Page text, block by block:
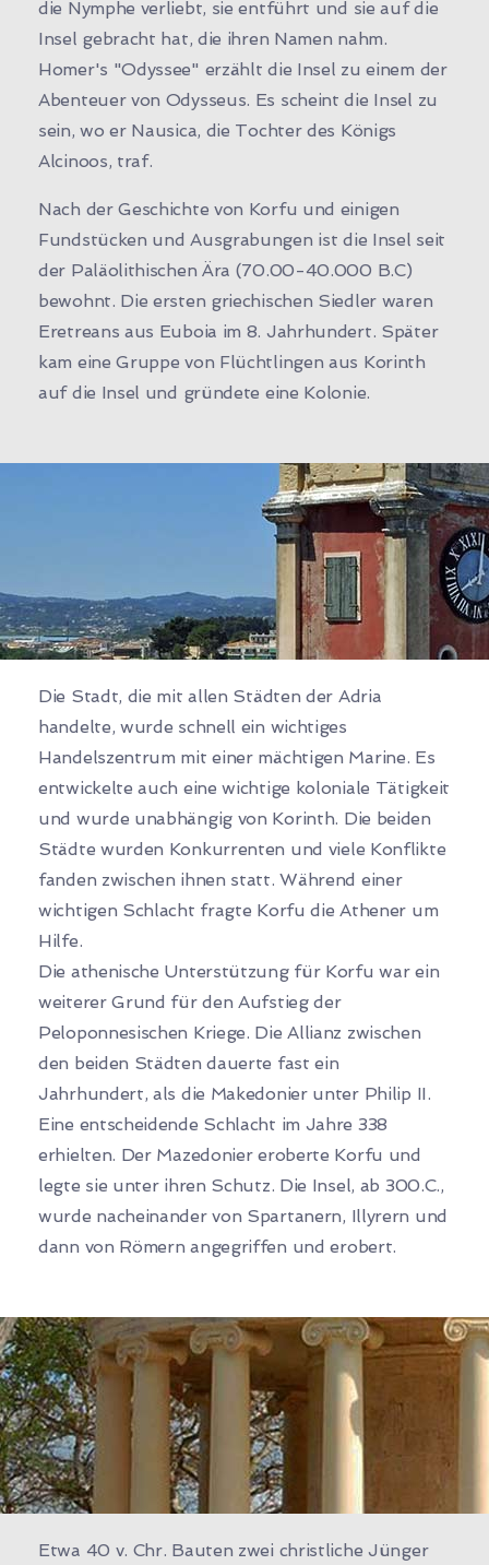
die Nymphe verliebt, sie entführt und sie auf die
Insel gebracht hat, die ihren Namen nahm.
Homer's "Odyssee" erzählt die Insel zu einem der
Abenteuer von Odysseus. Es scheint die Insel zu
sein, wo er Nausica, die Tochter des Königs
Alcinoos, traf.
Nach der Geschichte von Korfu und einigen
Fundstücken und Ausgrabungen ist die Insel seit
der Paläolithischen Ära (70.00-40.000 B.C)
bewohnt. Die ersten griechischen Siedler waren
Eretreans aus Euboia im 8. Jahrhundert. Später
kam eine Gruppe von Flüchtlingen aus Korinth
auf die Insel und gründete eine Kolonie.
Die Stadt, die mit allen Städten der Adria
handelte, wurde schnell ein wichtiges
Handelszentrum mit einer mächtigen Marine. Es
entwickelte auch eine wichtige koloniale Tätigkeit
und wurde unabhängig von Korinth. Die beiden
Städte wurden Konkurrenten und viele Konflikte
fanden zwischen ihnen statt. Während einer
wichtigen Schlacht fragte Korfu die Athener um
Hilfe.
Die athenische Unterstützung für Korfu war ein
weiterer Grund für den Aufstieg der
Peloponnesischen Kriege. Die Allianz zwischen
den beiden Städten dauerte fast ein
Jahrhundert, als die Makedonier unter Philip II.
Eine entscheidende Schlacht im Jahre 338
erhielten. Der Mazedonier eroberte Korfu und
legte sie unter ihren Schutz. Die Insel, ab 300.C.,
wurde nacheinander von Spartanern, Illyrern und
dann von Römern angegriffen und erobert.
Etwa 40 v. Chr. Bauten zwei christliche Jünger